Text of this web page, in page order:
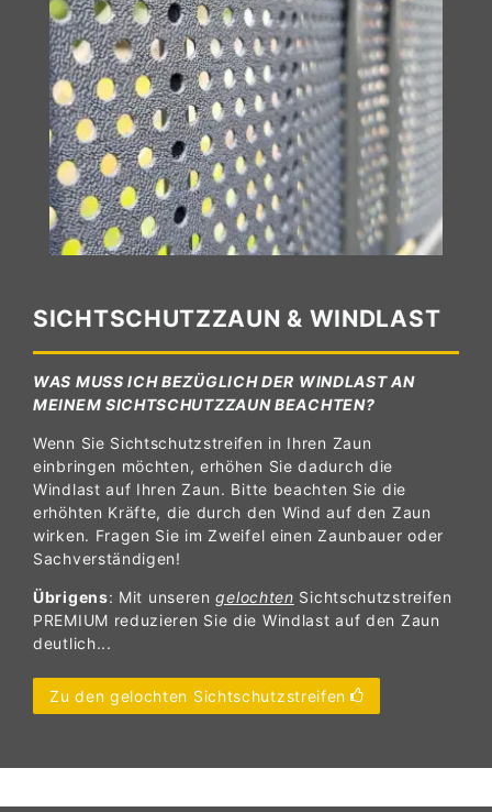
SICHTSCHUTZZAUN & WINDLAST
WAS MUSS ICH BEZÜGLICH DER WINDLAST AN
MEINEM SICHTSCHUTZZAUN BEACHTEN?
Wenn Sie Sichtschutzstreifen in Ihren Zaun
einbringen möchten, erhöhen Sie dadurch die
Windlast auf Ihren Zaun. Bitte beachten Sie die
erhöhten Kräfte, die durch den Wind auf den Zaun
wirken. Fragen Sie im Zweifel einen Zaunbauer oder
Sachverständigen!
Übrigens: Mit unserengelochten Sichtschutzstreifen
PREMIUM reduzieren Sie die Windlast auf den Zaun
deutlich...
Zu den gelochten Sichtschutzstreifen